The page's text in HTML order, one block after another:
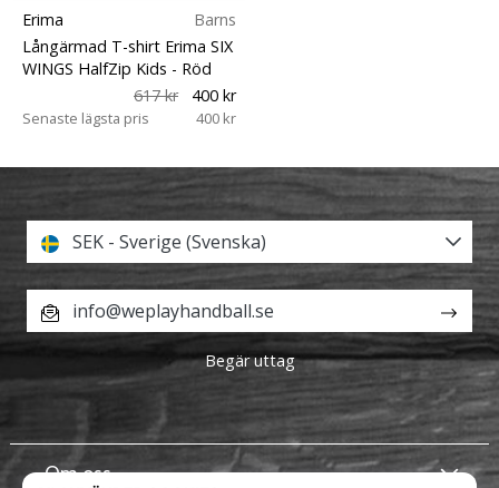
Erima
Barns
Långärmad T-shirt Erima SIX
WINGS HalfZip Kids - Röd
617 kr
400 kr
Senaste lägsta pris 400 kr
Om oss
SEK - Sverige (Svenska)
info@weplayhandball.se
Begär uttag